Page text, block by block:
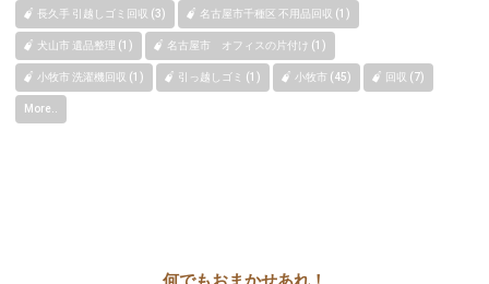
長久手 引越しゴミ回収 (3) 名古屋市千種区 不用品回収 (1)
犬山市 遺品整理 (1) 名古屋市 オフィスの片付け (1)
小牧市 洗濯機回収 (1) 引っ越しゴミ (1) 小牧市 (45) 回収 (7)
More..